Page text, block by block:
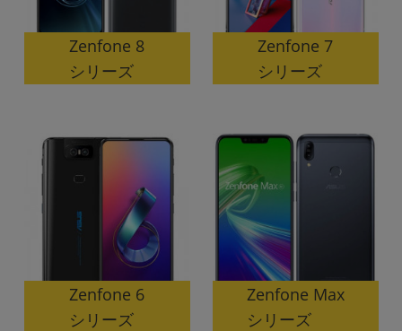
Zenfone 8
シリーズ
Zenfone 7
シリーズ
Zenfone 6
シリーズ
Zenfone Max
シリーズ
モニタサイズ
年 月 から
年 月 まで